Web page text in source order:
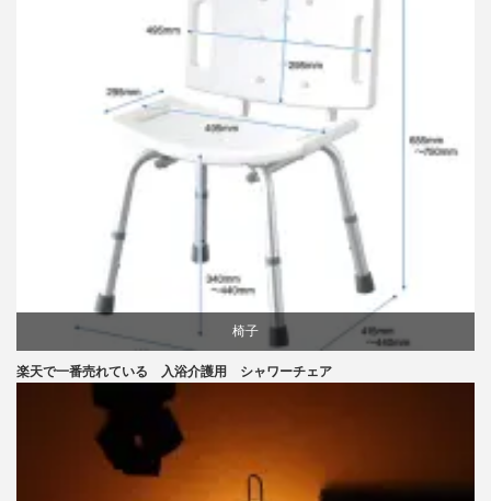
椅子
楽天で一番売れている 入浴介護用 シャワーチェア